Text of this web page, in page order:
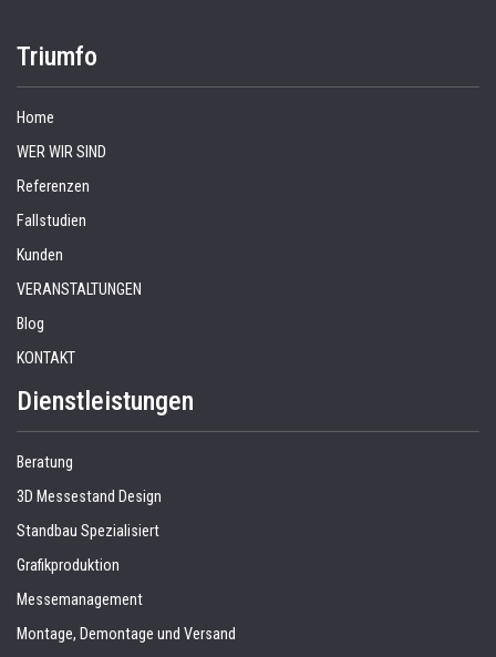
Triumfo
Home
WER WIR SIND
Referenzen
Fallstudien
Kunden
VERANSTALTUNGEN
Blog
KONTAKT
Dienstleistungen
Beratung
3D Messestand Design
Standbau Spezialisiert
Grafikproduktion
Messemanagement
Montage, Demontage und Versand